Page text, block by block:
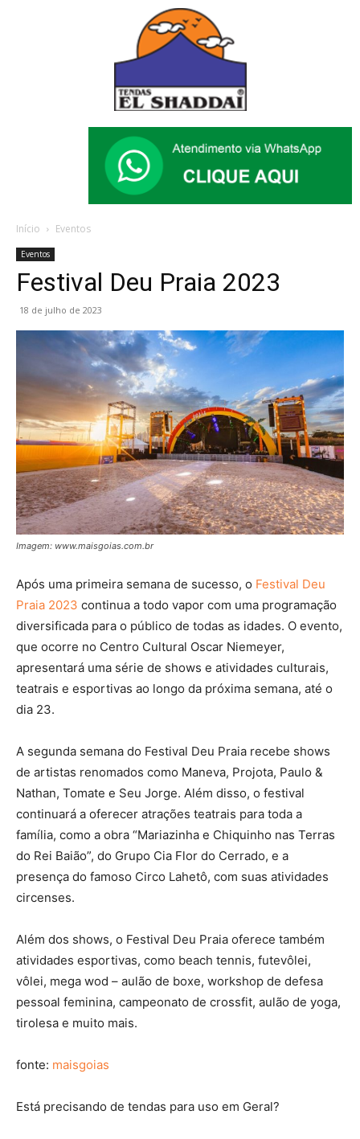
Início Eventos
Eventos
Festival Deu Praia 2023
18 de julho de 2023
Imagem: www.maisgoias.com.br
Após uma primeira semana de sucesso, o Festival Deu
Praia 2023 continua a todo vapor com uma programação
diversificada para o público de todas as idades. O evento,
que ocorre no Centro Cultural Oscar Niemeyer,
apresentará uma série de shows e atividades culturais,
teatrais e esportivas ao longo da próxima semana, até o
dia 23.
A segunda semana do Festival Deu Praia recebe shows
de artistas renomados como Maneva, Projota, Paulo &
Nathan, Tomate e Seu Jorge. Além disso, o festival
continuará a oferecer atrações teatrais para toda a
família, como a obra “Mariazinha e Chiquinho nas Terras
do Rei Baião”, do Grupo Cia Flor do Cerrado, e a
presença do famoso Circo Lahetô, com suas atividades
circenses.
Além dos shows, o Festival Deu Praia oferece também
atividades esportivas, como beach tennis, futevôlei,
vôlei, mega wod – aulão de boxe, workshop de defesa
pessoal feminina, campeonato de crossfit, aulão de yoga,
tirolesa e muito mais.
fonte: maisgoias
Está precisando de tendas para uso em Geral?